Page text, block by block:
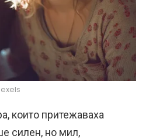
които притежаваха
силен, но мил,